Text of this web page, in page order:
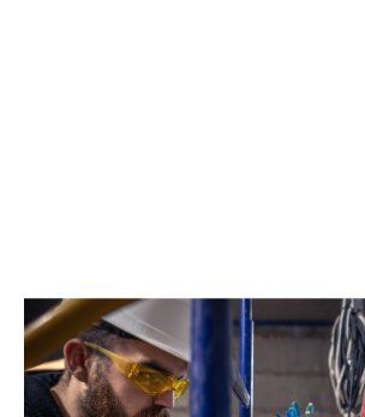
Service Bricoleur Electricien
Electricien sur devis